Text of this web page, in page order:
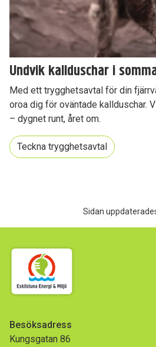
Undvik kallduschar i
Med ett trygghetsavtal för din
oroa dig för oväntade kallduschar.
– dygnet runt, året om.
Teckna trygghetsavtal
Sidan
Besöksadress
Kungsgatan 86